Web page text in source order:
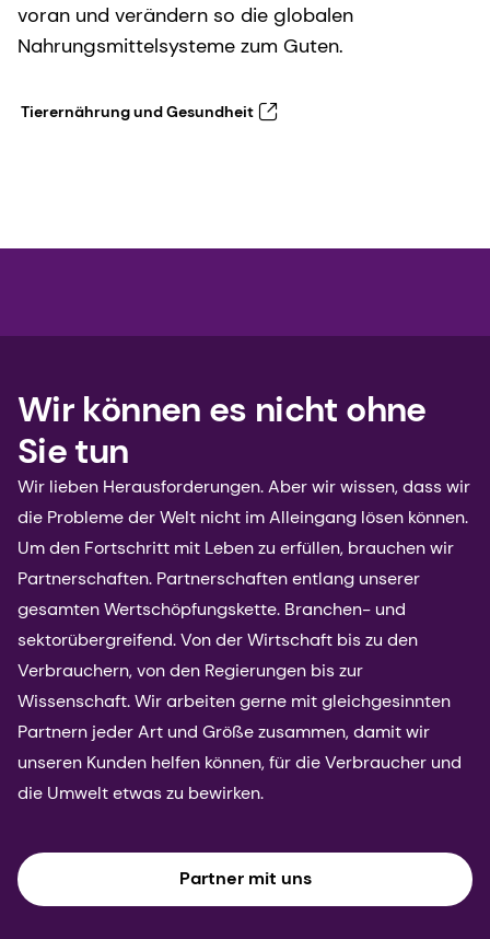
voran und verändern so die globalen
Nahrungsmittelsysteme zum Guten.
Tierernährung und Gesundheit
Wir können es nicht ohne
Sie tun
Wir lieben Herausforderungen. Aber wir wissen, dass wir
die Probleme der Welt nicht im Alleingang lösen können.
Um den Fortschritt mit Leben zu erfüllen, brauchen wir
Partnerschaften. Partnerschaften entlang unserer
gesamten Wertschöpfungskette. Branchen- und
sektorübergreifend. Von der Wirtschaft bis zu den
Verbrauchern, von den Regierungen bis zur
Wissenschaft. Wir arbeiten gerne mit gleichgesinnten
Partnern jeder Art und Größe zusammen, damit wir
unseren Kunden helfen können, für die Verbraucher und
die Umwelt etwas zu bewirken.
Partner mit uns